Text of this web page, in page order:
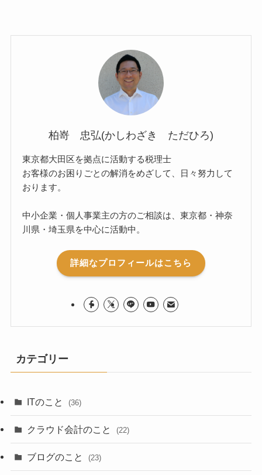
柏嵜 忠弘(かしわざき ただひろ)
東京都大田区を拠点に活動する税理士
お客様のお困りごとの解消をめざして、日々努力して
おります。
中小企業・個人事業主の方のご相談は、東京都・神奈
川県・埼玉県を中心に活動中。
詳細なプロフィールはこちら
カテゴリー
ITのこと (36)
クラウド会計のこと (22)
ブログのこと (23)